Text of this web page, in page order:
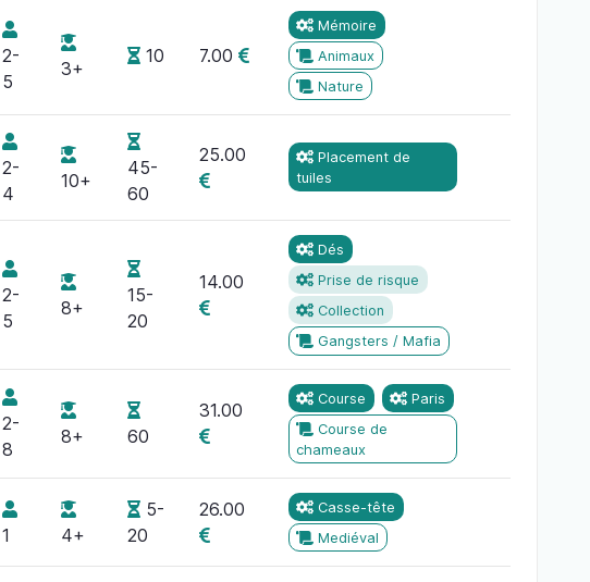
2-
5
3+
10 7.00
Mémoire
Animaux
Nature
2-
4
10+
45-
60
25.00
Placement de
tuiles
2-
5
8+
15-
20
14.00
Dés
Prise de risque
Collection
Gangsters / Mafia
2-
8
8+ 60
31.00
Course
Paris
Course de
chameaux
1 4+
5-
20
26.00
Casse-tête
Mediéval